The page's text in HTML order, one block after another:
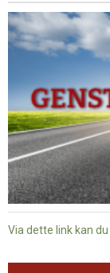
Via dette link kan